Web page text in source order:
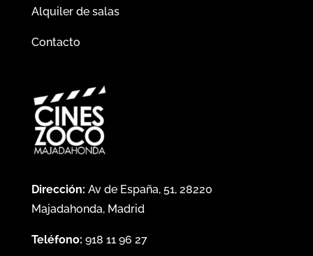
Alquiler de salas
Contacto
Dirección: Av de España, 51, 28220
Majadahonda, Madrid
Teléfono: 918 11 96 27